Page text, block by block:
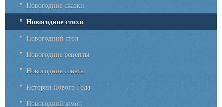
Новогодние сказки
Новогодние стихи
Новогодний стол
Новогодние рецепты
Новогодние советы
История Нового Года
Новогодний юмор